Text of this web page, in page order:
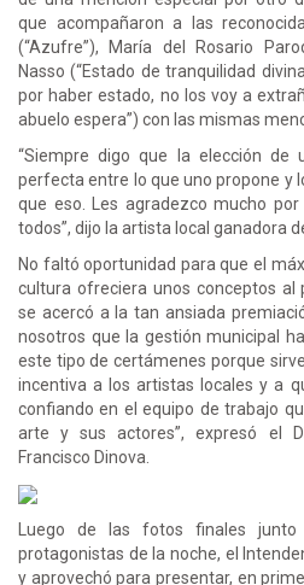
que acompañaron a las
(“Azufre”), María del Rosario
Nasso (“Estado de tranquilidad
por haber estado, no los voy a
abuelo espera”) con las mismas
“Siempre digo que la elección de
perfecta entre lo que uno propone y
que eso. Les agradezco mucho
todos”, dijo la artista local ganadora
No faltó oportunidad para que el
cultura ofreciera unos conceptos al
se acercó a la tan ansiada
nosotros que la gestión municipal
este tipo de certámenes porque
incentiva a los artistas locales y a
confiando en el equipo de trabajo
arte y sus actores”, expresó el
Francisco Dinova.
Luego de las fotos finales
protagonistas de la noche, el
y aprovechó para presentar, en